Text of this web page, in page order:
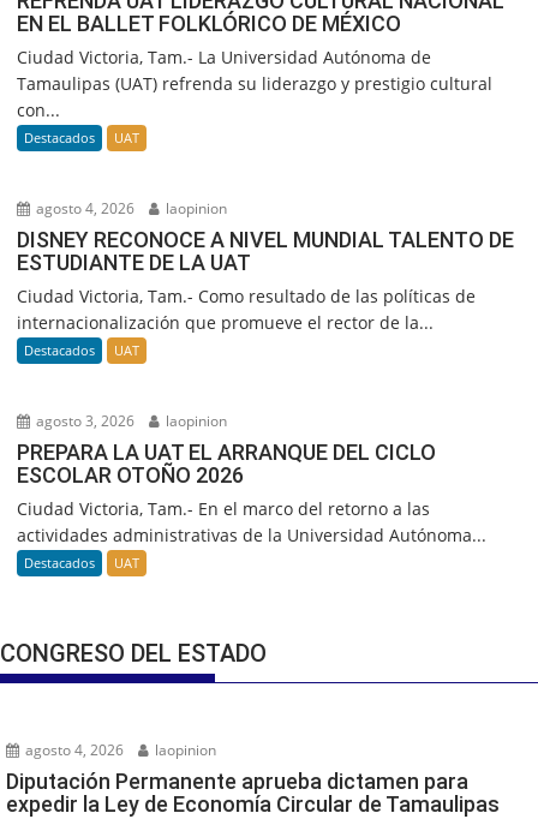
EN EL BALLET FOLKLÓRICO DE MÉXICO
Ciudad Victoria, Tam.- La Universidad Autónoma de
Tamaulipas (UAT) refrenda su liderazgo y prestigio cultural
con...
Destacados UAT
agosto 4, 2026 laopinion
DISNEY RECONOCE A NIVEL MUNDIAL TALENTO DE
ESTUDIANTE DE LA UAT
Ciudad Victoria, Tam.- Como resultado de las políticas de
internacionalización que promueve el rector de la...
Destacados UAT
agosto 3, 2026 laopinion
PREPARA LA UAT EL ARRANQUE DEL CICLO
ESCOLAR OTOÑO 2026
Ciudad Victoria, Tam.- En el marco del retorno a las
actividades administrativas de la Universidad Autónoma...
Destacados UAT
CONGRESO DEL ESTADO
agosto 4, 2026 laopinion
Diputación Permanente aprueba dictamen para
expedir la Ley de Economía Circular de Tamaulipas